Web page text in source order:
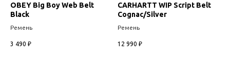
OBEY Big Boy Web Belt
Black
Ремень
3 490 ₽
CARHARTT WIP Script Belt
Cognac/Silver
Ремень
12 990 ₽